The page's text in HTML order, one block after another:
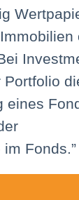
eines
Fonds.”